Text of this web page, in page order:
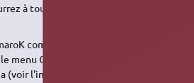
à tout moment le faire par la
comment retrouver le chemin de
menu Configuration/Configuration
(voir l'image ci-dessous)